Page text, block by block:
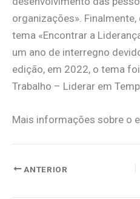
organizações».
tema «Encontrar a
um ano de interregno
edição, em 2022, o tema
Trabalho – Liderar em
Mais informações sobre o
ANTERIOR